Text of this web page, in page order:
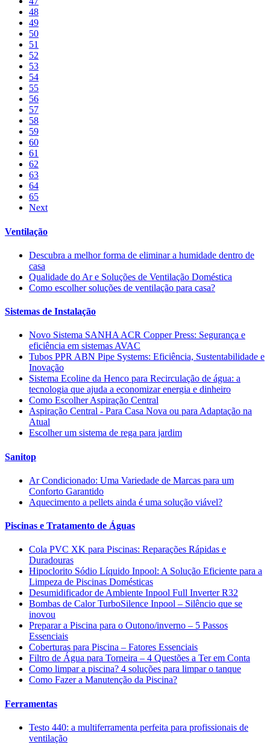
48
49
50
51
52
53
54
55
56
57
58
59
60
61
62
63
64
65
Next
Ventilação
Descubra a melhor forma de eliminar a humidade dentro de
casa
Qualidade do Ar e Soluções de Ventilação Doméstica
Como escolher soluções de ventilação para casa?
Sistemas de Instalação
Novo Sistema SANHA ACR Copper Press: Segurança e
eficiência em sistemas AVAC
Tubos PPR ABN Pipe Systems: Eficiência, Sustentabilidade e
Inovação
Sistema Ecoline da Henco para Recirculação de água: a
tecnologia que ajuda a economizar energia e dinheiro
Como Escolher Aspiração Central
Aspiração Central - Para Casa Nova ou para Adaptação na
Atual
Escolher um sistema de rega para jardim
Sanitop
Ar Condicionado: Uma Variedade de Marcas para um
Conforto Garantido
Aquecimento a pellets ainda é uma solução viável?
Piscinas e Tratamento de Águas
Cola PVC XK para Piscinas: Reparações Rápidas e
Duradouras
Hipoclorito Sódio Líquido Inpool: A Solução Eficiente para a
Limpeza de Piscinas Domésticas
Desumidificador de Ambiente Inpool Full Inverter R32
Bombas de Calor TurboSilence Inpool – Silêncio que se
inovou
Preparar a Piscina para o Outono/inverno – 5 Passos
Essenciais
Coberturas para Piscina – Fatores Essenciais
Filtro de Água para Torneira – 4 Questões a Ter em Conta
Como limpar a piscina? 4 soluções para limpar o tanque
Como Fazer a Manutenção da Piscina?
Ferramentas
Testo 440: a multiferramenta perfeita para profissionais de
ventilação